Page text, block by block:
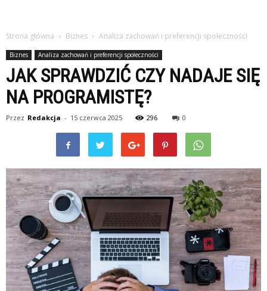
Strona główna Biznes Analiza zachowań i preferencji społeczności
Biznes Analiza zachowań i preferencji społeczności
JAK SPRAWDZIĆ CZY NADAJE SIĘ
NA PROGRAMISTĘ?
Przez Redakcja - 15 czerwca 2025 296 0